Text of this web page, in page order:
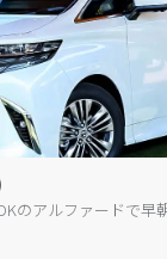
のアルファードで早